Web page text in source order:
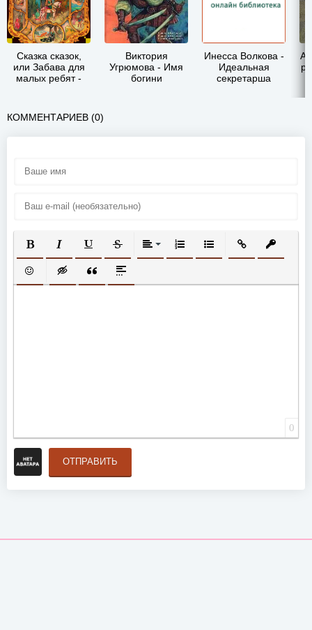
Сказка сказок,
или Забава для
малых ребят -
Виктория
Угрюмова - Имя
богини
Инесса Волкова -
Идеальная
секретарша
КОММЕНТАРИЕВ (0)
ПОЛУЖИРНЫЙ
КУРСИВПОДЧЕРКНУТЫЙ
ЗАЧЕРКНУТЫЙВЫРАВНИВАНИЕ
НУМЕРОВАННЫЙ СПИСОК
МАРКИРОВАННЫЙ
ВСТАВИТЬ
ВСТАВИТЬ СМАЙЛИК
ВСТАВКА СКРЫТОГО ТЕКСТА
ВСТАВКА ЦИТАТЫ
ВСТАВКА СПОЙЛЕРА
0
ОТПРАВИТЬ